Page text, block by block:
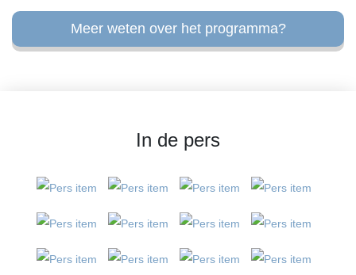
Meer weten over het programma?
In de pers